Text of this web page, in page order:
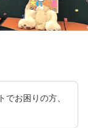
お困りの方、